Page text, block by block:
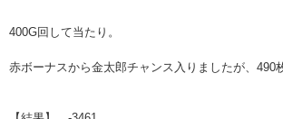
400G回して当たり。
赤ボーナスから金太郎チャンス入りましたが、490